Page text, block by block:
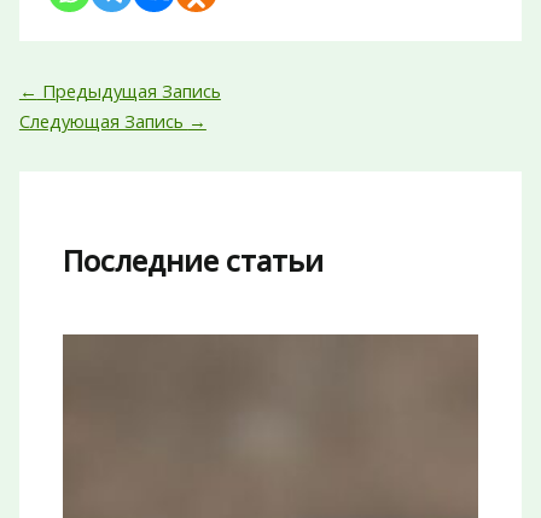
← Предыдущая Запись
Следующая Запись →
Последние статьи